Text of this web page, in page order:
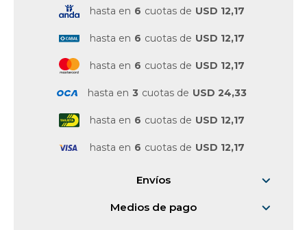
hasta en 6 cuotas de USD 12,17
hasta en 6 cuotas de USD 12,17
hasta en 6 cuotas de USD 12,17
hasta en 3 cuotas de USD 24,33
hasta en 6 cuotas de USD 12,17
hasta en 6 cuotas de USD 12,17
Envíos
Medios de pago